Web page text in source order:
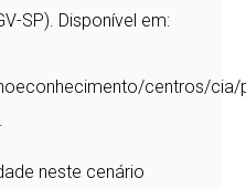
SP). Disponível em:
centros/cia/
neste cenário